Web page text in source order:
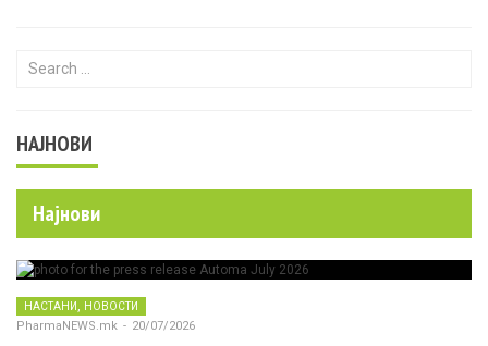
Search for:
НАЈНОВИ
Најнови
НАСТАНИ, НОВОСТИ
PharmaNEWS.mk - 20/07/2026